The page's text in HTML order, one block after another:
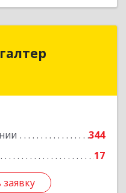
344
17
Бухгалтер
Комсомольск-на-
Подробнее